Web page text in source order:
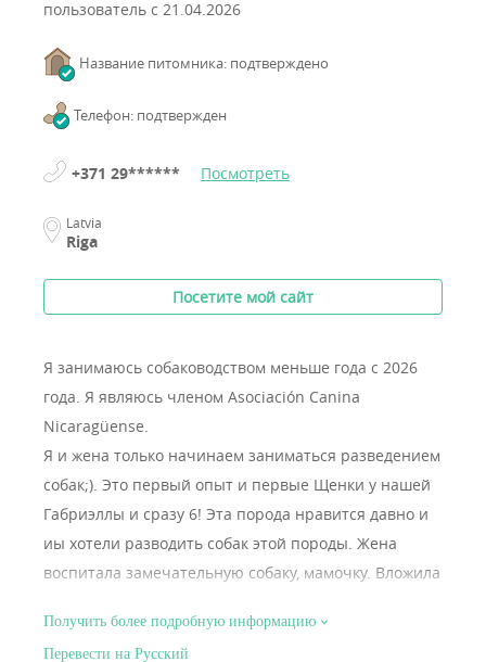
пользователь с 21.04.2026
Название питомника: подтверждено
Телефон: подтвержден
+371 29****** Посмотреть
Latvia
Riga
Посетите мой сайт
Я занимаюсь собаководством меньше года с 2026
года. Я являюсь членом Asociación Canina
Nicaragüense.
Я и жена только начинаем заниматься разведением
собак;). Это первый опыт и первые Щенки у нашей
Габриэллы и сразу 6! Эта порода нравится давно и
иы хотели разводить собак этой породы. Жена
воспитала замечательную собаку, мамочку. Вложила
Выучилась на грумера. Прошла курсы дрессировки.
Получить более подробную информацию
Перевести на Русский